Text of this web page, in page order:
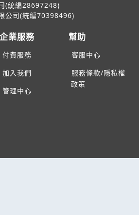
(統編28697248)
公司(統編70398496)
企業服務
付費服務
加入我們
管理中心
幫助
客服中心
服務條款/隱私權
政策